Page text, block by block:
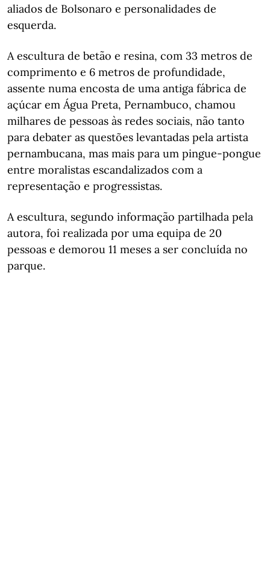
aliados de Bolsonaro e personalidades de
esquerda.
A escultura de betão e resina, com 33 metros de
comprimento e 6 metros de profundidade,
assente numa encosta de uma antiga fábrica de
açúcar em Água Preta, Pernambuco, chamou
milhares de pessoas às redes sociais, não tanto
para debater as questões levantadas pela artista
pernambucana, mas mais para um pingue-pongue
entre moralistas escandalizados com a
representação e progressistas.
A escultura, segundo informação partilhada pela
autora, foi realizada por uma equipa de 20
pessoas e demorou 11 meses a ser concluída no
parque.